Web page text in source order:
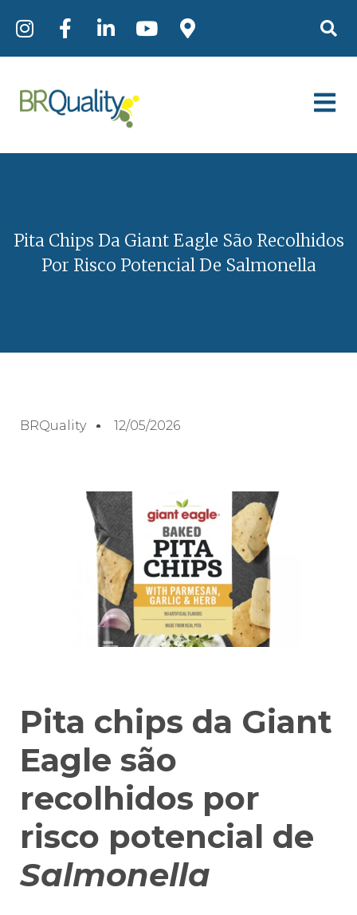
Pita Chips Da Giant Eagle São Recolhidos
Por Risco Potencial De Salmonella
BRQuality 12/05/2026
Pita chips da Giant
Eagle são
recolhidos por
risco potencial de
Salmonella